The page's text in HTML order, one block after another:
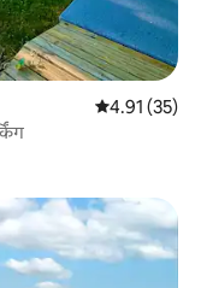
5 पैकी 4.91
4.91 (35)